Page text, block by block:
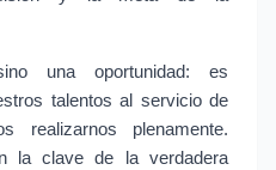
una oportunidad: es
talentos al servicio de
realizarnos plenamente.
la clave de la verdadera